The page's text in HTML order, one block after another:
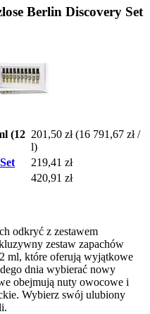
Berlin Discovery Set
(12 201,50 zł (16 791,67 zł /
l)
219,41 zł
420,91 zł
odkryć z zestawem
zestaw zapachów
ml, które oferują wyjątkowe
dnia wybierać nowy
obejmują nuty owocowe i
Wybierz swój ulubiony